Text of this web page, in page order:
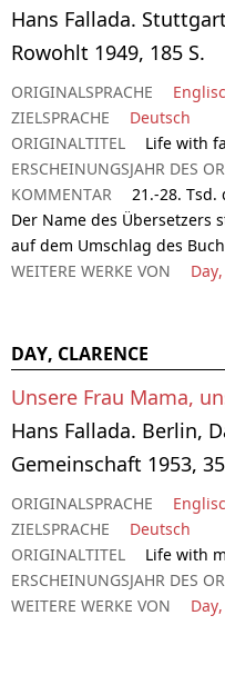
Hans Fallada.
Rowohlt 1949, 185 S.
ORIGINALSPRACHE
ZIELSPRACHE
Deutsch
ORIGINALTITEL
Life with
ERSCHEINUNGSJAHR DES
KOMMENTAR
21.-28. Tsd.
Der Name des Übersetzers
auf dem Umschlag des
WEITERE WERKE VON
DAY, CLARENCE
Unsere Frau Mama,
Hans Fallada. Berlin,
Gemeinschaft 1953,
ORIGINALSPRACHE
ZIELSPRACHE
Deutsch
ORIGINALTITEL
Life with
ERSCHEINUNGSJAHR DES
WEITERE WERKE VON